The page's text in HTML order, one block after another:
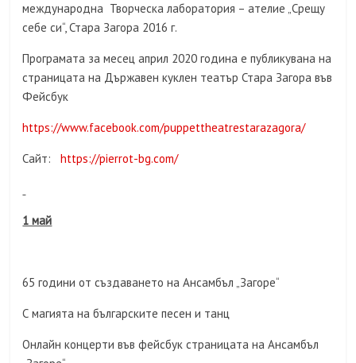
международна Творческа лаборатория – ателие „Срещу
себе си“, Стара Загора 2016 г.
Програмата за месец април 2020 година е публикувана на
страницата на Държавен куклен театър Стара Загора във
Фейсбук
https://www.facebook.com/puppettheatrestarazagora/
Сайт:https://pierrot-bg.com/
1 май
65 години от създаването на Ансамбъл „Загоре“
С магията на българските песен и танц
Онлайн концерти във фейсбук страницата на Ансамбъл